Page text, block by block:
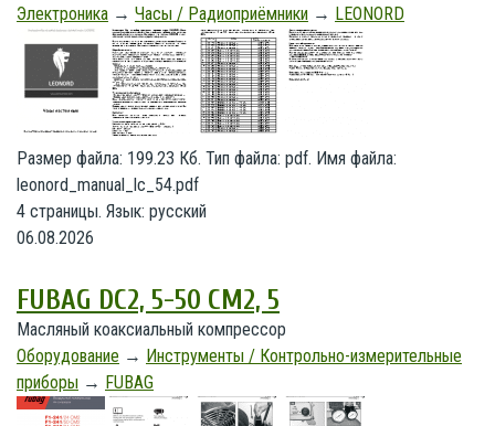
Электроника → Часы / Радиоприёмники → LEONORD
Размер файла: 199.23 Кб. Тип файла: pdf. Имя файла:
leonord_manual_lc_54.pdf
4 страницы. Язык: русский
06.08.2026
FUBAG DC2, 5-50 CM2, 5
Масляный коаксиальный компрессор
Оборудование → Инструменты / Контрольно-измерительные
приборы → FUBAG